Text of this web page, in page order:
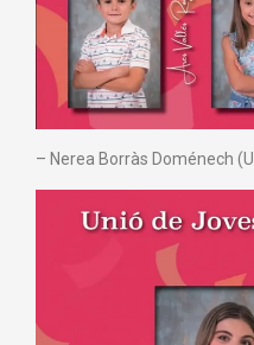
– ⁠Nerea Borràs Doménech